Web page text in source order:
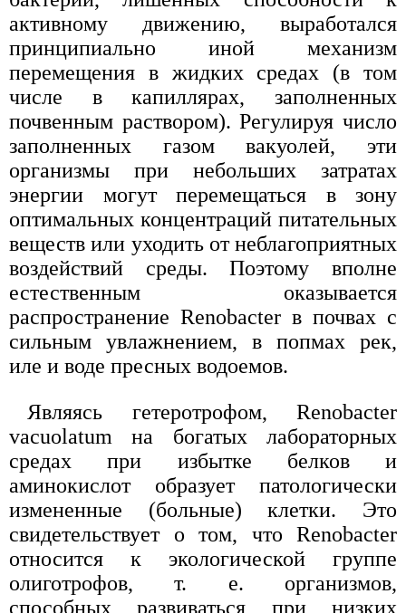
активному движению, выработался
принципиально иной механизм
перемещения в жидких средах (в том
числе в капиллярах, заполненных
почвенным раствором). Регулируя число
заполненных газом вакуолей, эти
организмы при небольших затратах
энергии могут перемещаться в зону
оптимальных концентраций питательных
веществ или уходить от неблагоприятных
воздействий среды. Поэтому вполне
естественным оказывается
распространение Renobacter в почвах с
сильным увлажнением, в попмах рек,
иле и воде пресных водоемов.
Являясь гетеротрофом, Renobacter
vacuolatum на богатых лабораторных
средах при избытке белков и
аминокислот образует патологически
измененные (больные) клетки. Это
свидетельствует о том, что Renobacter
относится к экологической группе
олиготрофов, т. е. организмов,
способных развиваться при низких